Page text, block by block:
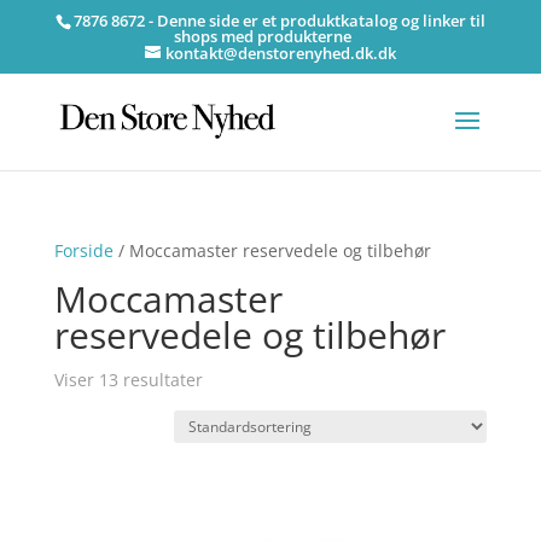
7876 8672 - Denne side er et produktkatalog og linker til
shops med produkterne
kontakt@denstorenyhed.dk.dk
Forside/ Moccamaster reservedele og tilbehør
Moccamaster
reservedele og tilbehør
Viser 13 resultater